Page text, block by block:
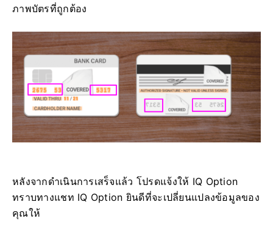
ภาพบัตรที่ถูกต้อง
หลังจากดำเนินการเสร็จแล้ว โปรดแจ้งให้ IQ Option
ทราบทางแชท IQ Option ยินดีที่จะเปลี่ยนแปลงข้อมูลของ
คุณให้